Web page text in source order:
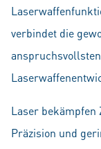
verbindet die
Laser
Präzision und